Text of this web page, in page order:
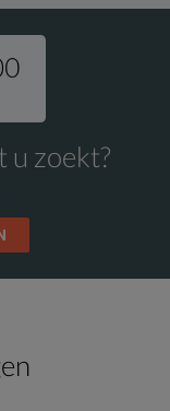
u zoekt?